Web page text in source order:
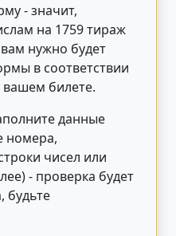
- значит,
на 1759 тираж
нужно будет
в соответствии
вашем билете.
данные
номера,
чисел или
- проверка будет
будьте